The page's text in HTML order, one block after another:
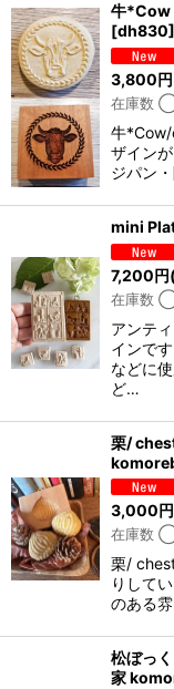
牛*Cow
[dh830]
3,800円
在庫数
牛*Cow/
ザイン
ジパン
mini
7,200円
在庫数
アンテ
インで
などに
ど…
栗/
3,000円
在庫数
栗/
りして
のある
松ぼっ
家